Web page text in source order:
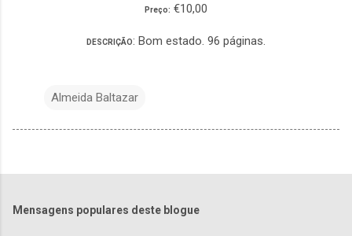
Preço: €10,00
DESCRIÇÃO: Bom estado. 96 páginas.
Almeida Baltazar
Mensagens populares deste blogue